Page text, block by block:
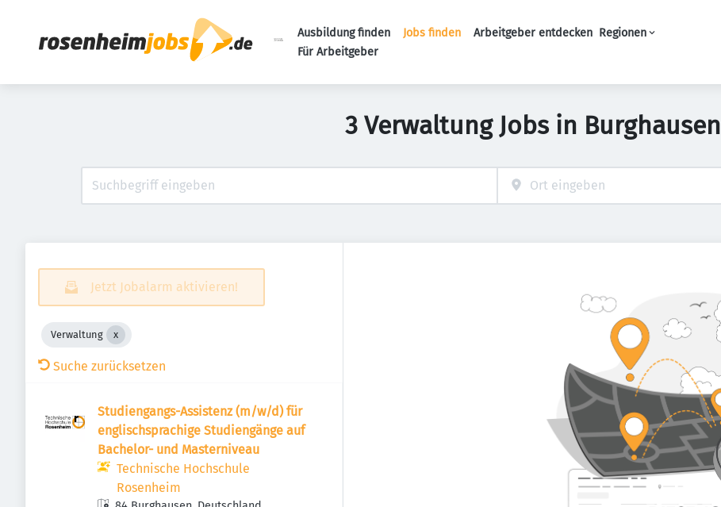
Ausbildung finden Jobs finden Arbeitgeber entdecken Regionen
Für Arbeitgeber
3 Verwaltung Jobs in Burghausen
Jetzt Jobalarm aktivieren!
Verwaltung
Suche zurücksetzen
Studiengangs-Assistenz (m/w/d) für
englischsprachige Studiengänge auf
Bachelor- und Masterniveau
Technische Hochschule
Rosenheim